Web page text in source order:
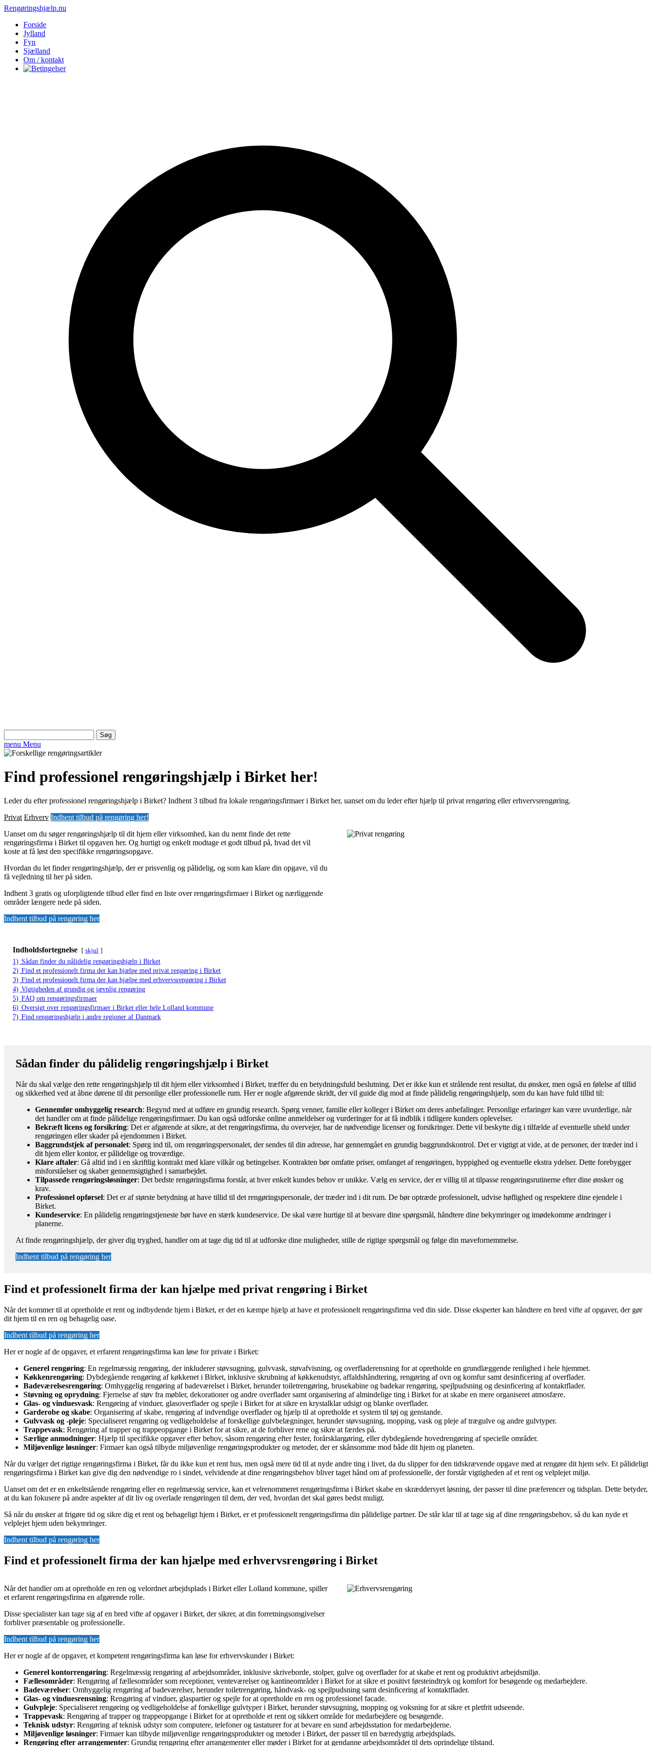
Rengøringshjælp.nu
Forside
Jylland
Fyn
Sjælland
Om / kontakt
efter:
menu Menu
Find professionel rengøringshjælp i Birket her!
Leder du efter professionel rengøringshjælp i Birket? Indhent 3 tilbud fra lokale rengøringsfirmaer i Birket her, uanset om du leder efter hjælp til privat rengøring eller erhvervsrengøring.
Privat Erhverv Indhent tilbud på rengøring her!
Uanset om du søger rengøringshjælp til dit hjem eller virksomhed, kan du nemt finde det rette
rengøringsfirma i Birket til opgaven her. Og hurtigt og enkelt modtage et godt tilbud på, hvad det vil
koste at få løst den specifikke rengøringsopgave.
Hvordan du let finder rengøringshjælp, der er prisvenlig og pålidelig, og som kan klare din opgave, vil du
få vejledning til her på siden.
Indhent 3 gratis og uforpligtende tilbud eller find en liste over rengøringsfirmaer i Birket og nærliggende
områder længere nede på siden.
Indhent tilbud på rengøring her
Indholdsfortegnelse skjul
1) Sådan finder du pålidelig rengøringshjælp i Birket
2) Find et professionelt firma der kan hjælpe med privat rengøring i Birket
3) Find et professionelt firma der kan hjælpe med erhvervsrengøring i Birket
4) Vigtigheden af grundig og jævnlig rengøring
5) FAQ om rengøringsfirmaer
6) Oversigt over rengøringsfirmaer i Birket eller hele Lolland kommune
7) Find rengøringshjælp i andre regioner af Danmark
Sådan finder du pålidelig rengøringshjælp i Birket
Når du skal vælge den rette rengøringshjælp til dit hjem eller virksomhed i Birket, træffer du en betydningsfuld beslutning. Det er ikke kun et strålende rent resultat, du ønsker, men også en følelse af tillid
og sikkerhed ved at åbne dørene til dit personlige eller professionelle rum. Her er nogle afgørende skridt, der vil guide dig mod at finde pålidelig rengøringshjælp, som du kan have fuld tillid til:
Gennemfør omhyggelig research: Begynd med at udføre en grundig research. Spørg venner, familie eller kolleger i Birket om deres anbefalinger. Personlige erfaringer kan være uvurderlige, når
det handler om at finde pålidelige rengøringsfirmaer. Du kan også udforske online anmeldelser og vurderinger for at få indblik i tidligere kunders oplevelser.
Bekræft licens og forsikring: Det er afgørende at sikre, at det rengøringsfirma, du overvejer, har de nødvendige licenser og forsikringer. Dette vil beskytte dig i tilfælde af eventuelle uheld under
rengøringen eller skader på ejendommen i Birket.
Baggrundstjek af personalet: Spørg ind til, om rengøringspersonalet, der sendes til din adresse, har gennemgået en grundig baggrundskontrol. Det er vigtigt at vide, at de personer, der træder ind i
dit hjem eller kontor, er pålidelige og troværdige.
Klare aftaler: Gå altid ind i en skriftlig kontrakt med klare vilkår og betingelser. Kontrakten bør omfatte priser, omfanget af rengøringen, hyppighed og eventuelle ekstra ydelser. Dette forebygger
misforståelser og skaber gennemsigtighed i samarbejdet.
Tilpassede rengøringsløsninger: Det bedste rengøringsfirma forstår, at hver enkelt kundes behov er unikke. Vælg en service, der er villig til at tilpasse rengøringsrutinerne efter dine ønsker og
krav.
Professionel opførsel: Det er af største betydning at have tillid til det rengøringspersonale, der træder ind i dit rum. De bør optræde professionelt, udvise høflighed og respektere dine ejendele i
Birket.
Kundeservice: En pålidelig rengøringstjeneste bør have en stærk kundeservice. De skal være hurtige til at besvare dine spørgsmål, håndtere dine bekymringer og imødekomme ændringer i
planerne.
At finde rengøringshjælp, der giver dig tryghed, handler om at tage dig tid til at udforske dine muligheder, stille de rigtige spørgsmål og følge din mavefornemmelse.
Indhent tilbud på rengøring her
Find et professionelt firma der kan hjælpe med privat rengøring i Birket
Når det kommer til at opretholde et rent og indbydende hjem i Birket, er det en kæmpe hjælp at have et professionelt rengøringsfirma ved din side. Disse eksperter kan håndtere en bred vifte af opgaver, der gør
dit hjem til en ren og behagelig oase.
Indhent tilbud på rengøring her
Her er nogle af de opgaver, et erfarent rengøringsfirma kan løse for private i Birket:
Generel rengøring: En regelmæssig rengøring, der inkluderer støvsugning, gulvvask, støvafvisning, og overfladerensning for at opretholde en grundlæggende renlighed i hele hjemmet.
Køkkenrengøring: Dybdegående rengøring af køkkenet i Birket, inklusive skrubning af køkkenudstyr, affaldshåndtering, rengøring af ovn og komfur samt desinficering af overflader.
Badeværelsesrengøring: Omhyggelig rengøring af badeværelset i Birket, herunder toiletrengøring, brusekabine og badekar rengøring, spejlpudsning og desinficering af kontaktflader.
Støvning og oprydning: Fjernelse af støv fra møbler, dekorationer og andre overflader samt organisering af almindelige ting i Birket for at skabe en mere organiseret atmosfære.
Glas- og vinduesvask: Rengøring af vinduer, glasoverflader og spejle i Birket for at sikre en krystalklar udsigt og blanke overflader.
Garderobe og skabe: Organisering af skabe, rengøring af indvendige overflader og hjælp til at opretholde et system til tøj og genstande.
Gulvvask og -pleje: Specialiseret rengøring og vedligeholdelse af forskellige gulvbelægninger, herunder støvsugning, mopping, vask og pleje af trægulve og andre gulvtyper.
Trappevask: Rengøring af trapper og trappeopgange i Birket for at sikre, at de forbliver rene og sikre at færdes på.
Særlige anmodninger: Hjælp til specifikke opgaver efter behov, såsom rengøring efter fester, forårsklargøring, eller dybdegående hovedrengøring af specielle områder.
Miljøvenlige løsninger: Firmaer kan også tilbyde miljøvenlige rengøringsprodukter og metoder, der er skånsomme mod både dit hjem og planeten.
Når du vælger det rigtige rengøringsfirma i Birket, får du ikke kun et rent hus, men også mere tid til at nyde andre ting i livet, da du slipper for den tidskrævende opgave med at rengøre dit hjem selv. Et pålideligt
rengøringsfirma i Birket kan give dig den nødvendige ro i sindet, velvidende at dine rengøringsbehov bliver taget hånd om af professionelle, der forstår vigtigheden af et rent og velplejet miljø.
Uanset om det er en enkeltstående rengøring eller en regelmæssig service, kan et velrenommeret rengøringsfirma i Birket skabe en skræddersyet løsning, der passer til dine præferencer og tidsplan. Dette betyder,
at du kan fokusere på andre aspekter af dit liv og overlade rengøringen til dem, der ved, hvordan det skal gøres bedst muligt.
Så når du ønsker at frigøre tid og sikre dig et rent og behageligt hjem i Birket, er et professionelt rengøringsfirma din pålidelige partner. De står klar til at tage sig af dine rengøringsbehov, så du kan nyde et
velplejet hjem uden bekymringer.
Indhent tilbud på rengøring her
Find et professionelt firma der kan hjælpe med erhvervsrengøring i Birket
Når det handler om at opretholde en ren og velordnet arbejdsplads i Birket eller Lolland kommune, spiller
et erfarent rengøringsfirma en afgørende rolle.
Disse specialister kan tage sig af en bred vifte af opgaver i Birket, der sikrer, at din forretningsomgivelser
forbliver præsentable og professionelle.
Indhent tilbud på rengøring her
Her er nogle af de opgaver, et kompetent rengøringsfirma kan løse for erhvervskunder i Birket:
Generel kontorrengøring: Regelmæssig rengøring af arbejdsområder, inklusive skriveborde, stolper, gulve og overflader for at skabe et rent og produktivt arbejdsmiljø.
Fællesområder: Rengøring af fællesområder som receptioner, venteværelser og kantineområder i Birket for at sikre et positivt førsteindtryk og komfort for besøgende og medarbejdere.
Badeværelser: Omhyggelig rengøring af badeværelser, herunder toiletrengøring, håndvask- og spejlpudsning samt desinficering af kontaktflader.
Glas- og vinduesrensning: Rengøring af vinduer, glaspartier og spejle for at opretholde en ren og professionel facade.
Gulvpleje: Specialiseret rengøring og vedligeholdelse af forskellige gulvtyper i Birket, herunder støvsugning, mopping og voksning for at sikre et pletfrit udseende.
Trappevask: Rengøring af trapper og trappeopgange i Birket for at opretholde et rent og sikkert område for medarbejdere og besøgende.
Teknisk udstyr: Rengøring af teknisk udstyr som computere, telefoner og tastaturer for at bevare en sund arbejdsstation for medarbejderne.
Miljøvenlige løsninger: Firmaer kan tilbyde miljøvenlige rengøringsprodukter og metoder i Birket, der passer til en bæredygtig arbejdsplads.
Rengøring efter arrangementer: Grundig rengøring efter arrangementer eller møder i Birket for at gendanne arbejdsområdet til dets oprindelige tilstand.